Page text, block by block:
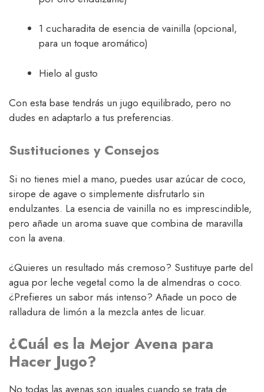
1 cucharadita de esencia de vainilla (opcional,
para un toque aromático)
Hielo al gusto
Con esta base tendrás un jugo equilibrado, pero no
dudes en adaptarlo a tus preferencias.
Sustituciones y Consejos
Si no tienes miel a mano, puedes usar azúcar de coco,
sirope de agave o simplemente disfrutarlo sin
endulzantes. La esencia de vainilla no es imprescindible,
pero añade un aroma suave que combina de maravilla
con la avena.
¿Quieres un resultado más cremoso? Sustituye parte del
agua por leche vegetal como la de almendras o coco.
¿Prefieres un sabor más intenso? Añade un poco de
ralladura de limón a la mezcla antes de licuar.
¿Cuál es la Mejor Avena para
Hacer Jugo?
No todas las avenas son iguales cuando se trata de